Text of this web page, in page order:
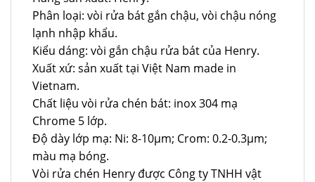
Phân loại: vòi rửa bát gắn chậu, vòi chậu nóng
lạnh nhập khẩu.
Kiểu dáng: vòi gắn chậu rửa bát của Henry.
Xuất xứ: sản xuất tại Việt Nam made in
Vietnam.
Chất liệu vòi rửa chén bát: inox 304 mạ
Chrome 5 lớp.
Độ dày lớp mạ: Ni: 8-10µm; Crom: 0.2-0.3µm;
màu mạ bóng.
Vòi rửa chén Henry được Công ty TNHH vật